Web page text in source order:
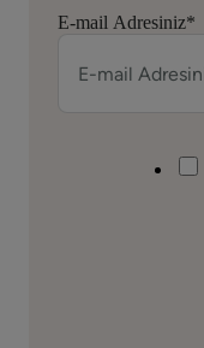
E-mail Adresiniz*